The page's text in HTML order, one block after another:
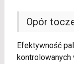
Opór
Efektywność
kontrolowanych